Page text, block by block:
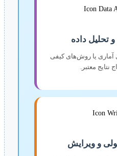
یا روش‌های کیفی
معتبر.